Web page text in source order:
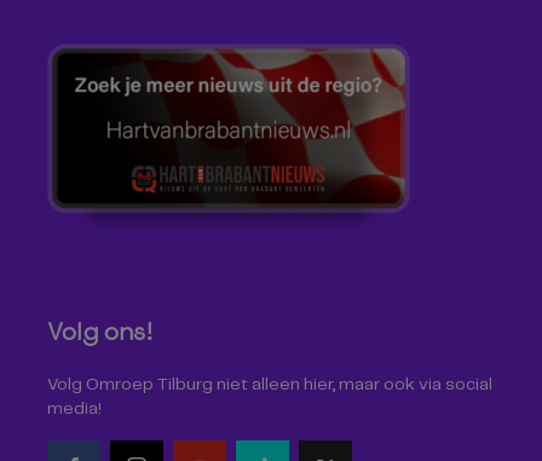
Volg ons!
Volg Omroep Tilburg niet alleen hier, maar ook via social
media!